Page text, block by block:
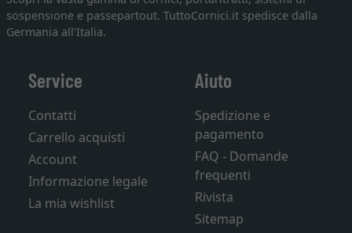
sospensione e passepartout. TuttoCornici.it spedisce dalla
Germania all'Italia.
Service
Contatti
Carrello acquisti
Account
Informazione legale
La mia wishlist
Aiuto
Spedizione e
pagamento
FAQ - Domande
frequenti
Rivista
Sitemap